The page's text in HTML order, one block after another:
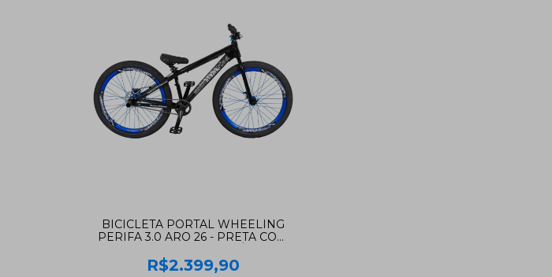
BICICLETA PORTAL WHEELING
PERIFA 3.0 ARO 26 - PRETA COM
SHIMANO
R$2.399,90